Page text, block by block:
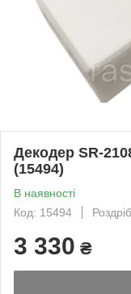
Декодер SR-
(15494)
В наявності
Код: 15494
Роздріб
3 330 ₴